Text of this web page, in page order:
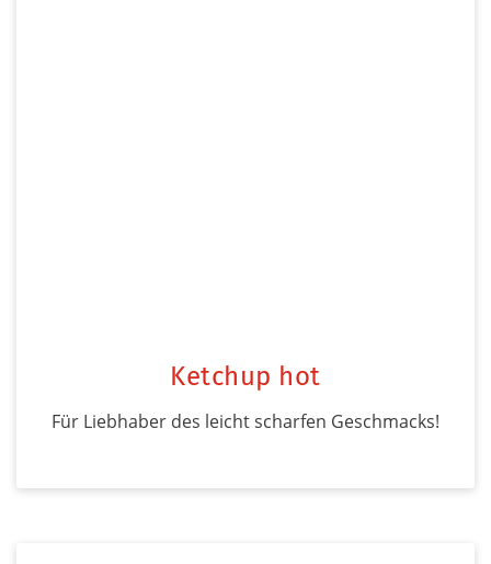
Ketchup hot
Für Liebhaber des leicht scharfen Geschmacks!